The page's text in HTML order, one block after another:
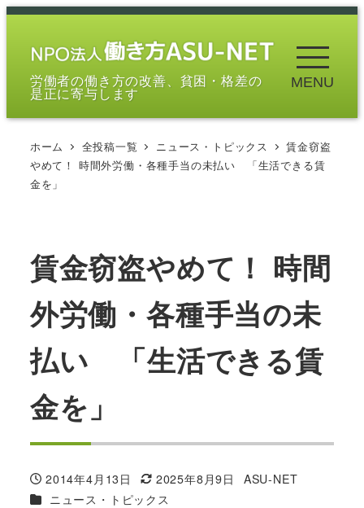
メ
労働者の働き方の改善、貧困・格差の
是正に寄与します
MENU
ホーム 全投稿一覧 ニュース・トピックス
賃金窃盗
やめて！ 時間外労働・各種手当の未払い 「生活できる賃
金を」
賃金窃盗やめて！ 時間
外労働・各種手当の未
払い 「生活できる賃
金を」
投稿日
2014年4月13日
更新日
2025年8月9日
著
ASU-NET
カテゴリー
ニュース・トピックス